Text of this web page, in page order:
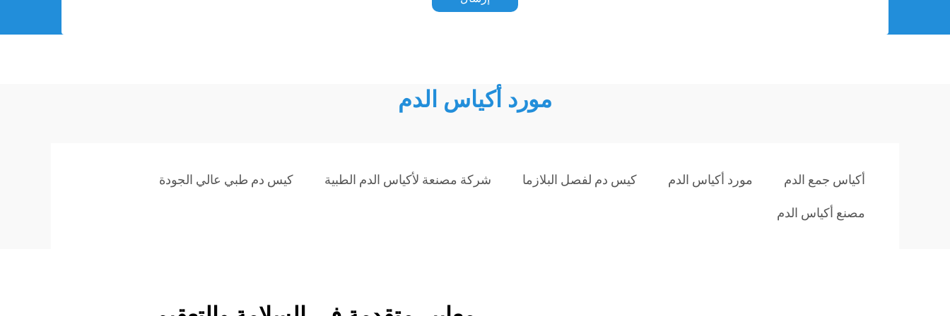
مورد أكياس الدم
أكياس جمع الدم مورد أكياس الدم كيس دم لفصل البلازما شركة مصنعة لأكياس الدم الطبية كيس دم طبي عالي الجودة
مصنع أكياس الدم